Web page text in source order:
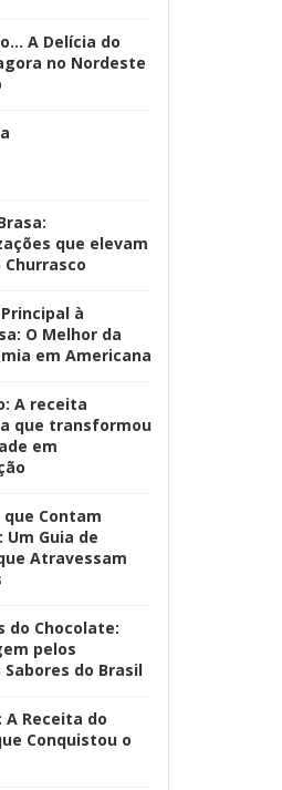
A Delícia do
no Nordeste
que elevam
à
O Melhor da
em Americana
A receita
que transformou
em
Contam
Guia de
Atravessam
do Chocolate:
pelos
do Brasil
A Receita do
Conquistou o